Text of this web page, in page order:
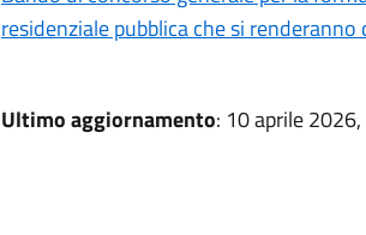
residenziale pubblica che si
Ultimo aggiornamento: 10 aprile